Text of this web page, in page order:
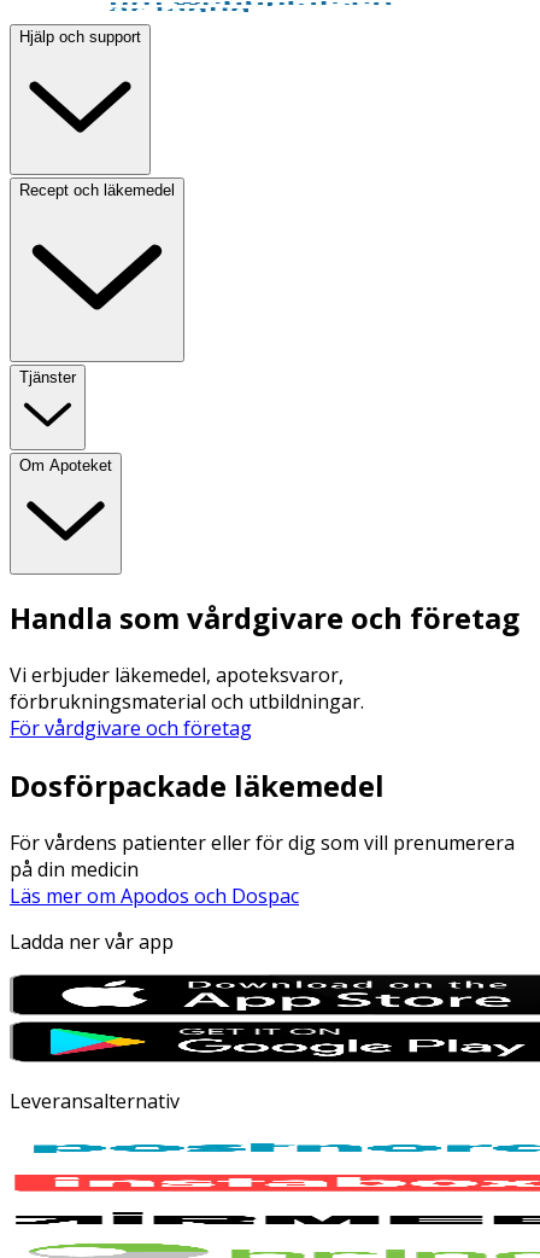
Hjälp och support
Recept och läkemedel
Tjänster
Om Apoteket
Handla som vårdgivare och företag
Vi erbjuder läkemedel, apoteksvaror,
förbrukningsmaterial och utbildningar.
För vårdgivare och företag
Dosförpackade läkemedel
För vårdens patienter eller för dig som vill prenumerera
på din medicin
Läs mer om Apodos och Dospac
Ladda ner vår app
Leveransalternativ